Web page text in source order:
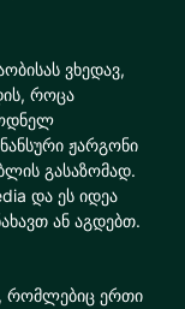
ვხედავ,
როცა
ჟარგონი
გასაზომად.
და ეს იდეა
ან აგდებთ.
რომლებიც ერთი